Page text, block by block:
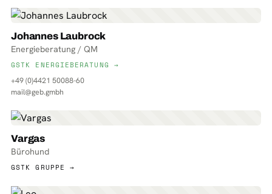
Johannes Laubrock
Energieberatung / QM
GSTK ENERGIEBERATUNG →
+49 (0)4421 50088-60
mail@geb.gmbh
Vargas
Bürohund
GSTK GRUPPE →